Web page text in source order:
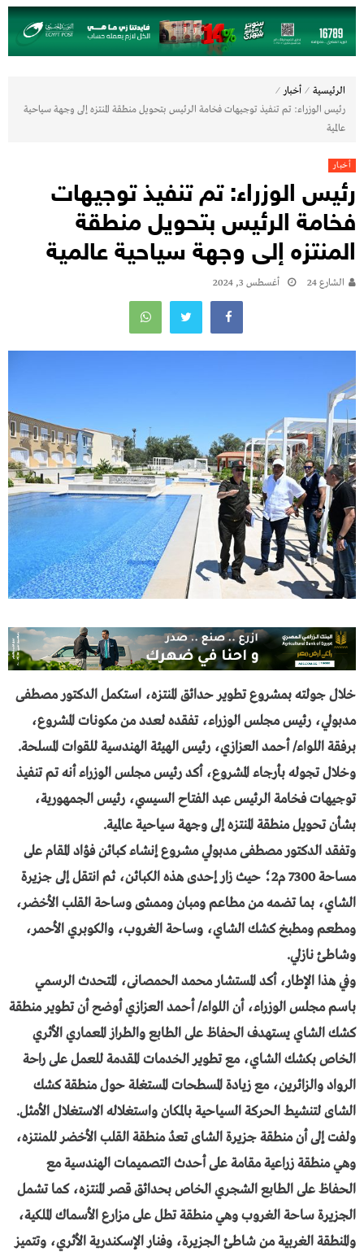
الرئيسية ⁄ أخبار ⁄
رئيس الوزراء: تم تنفيذ توجيهات فخامة الرئيس بتحويل منطقة المنتزه إلى وجهة سياحية
عالمية
أخبار
رئيس الوزراء: تم تنفيذ توجيهات
فخامة الرئيس بتحويل منطقة
المنتزه إلى وجهة سياحية عالمية
الشارع 24 أغسطس 3, 2024
خلال جولته بمشروع تطوير حدائق المنتزه، استكمل الدكتور مصطفى
مدبولي، رئيس مجلس الوزراء، تفقده لعدد من مكونات المشروع،
برفقة اللواء/ أحمد العزازي، رئيس الهيئة الهندسية للقوات المسلحة.
وخلال تجوله بأرجاء المشروع، أكد رئيس مجلس الوزراء أنه تم تنفيذ
توجيهات فخامة الرئيس عبد الفتاح السيسي، رئيس الجمهورية،
بشأن تحويل منطقة المنتزه إلى وجهة سياحية عالمية.
وتفقد الدكتور مصطفى مدبولي مشروع إنشاء كبائن فؤاد المقام على
مساحة 7300 م2؛ حيث زار إحدى هذه الكبائن، ثم انتقل إلى جزيرة
الشاي، بما تضمه من مطاعم ومبان وممشى وساحة القلب الأخضر،
ومطعم ومطبخ كشك الشاي، وساحة الغروب، والكوبري الأحمر،
وشاطئ نازلي.
وفي هذا الإطار، أكد المستشار محمد الحمصانى، المتحدث الرسمي
باسم مجلس الوزراء، أن اللواء/ أحمد العزازي أوضح أن تطوير منطقة
كشك الشاي يستهدف الحفاظ على الطابع والطراز المعماري الأثري
الخاص بكشك الشاي، مع تطوير الخدمات المقدمة للعمل على راحة
الرواد والزائرين، مع زيادة المسطحات المستغلة حول منطقة كشك
الشاى لتنشيط الحركة السياحية بالمكان واستغلاله الاستغلال الأمثل.
ولفت إلى أن منطقة جزيرة الشاى تعدُ منطقة القلب الأخضر للمنتزه،
وهي منطقة زراعية مقامة على أحدث التصميمات الهندسية مع
الحفاظ على الطابع الشجري الخاص بحدائق قصر المنتزه، كما تشمل
الجزيرة ساحة الغروب وهي منطقة تطل على مزارع الأسماك الملكية،
والمنطقة الغربية من شاطئ الجزيرة، وفنار الإسكندرية الأثري، وتتميز